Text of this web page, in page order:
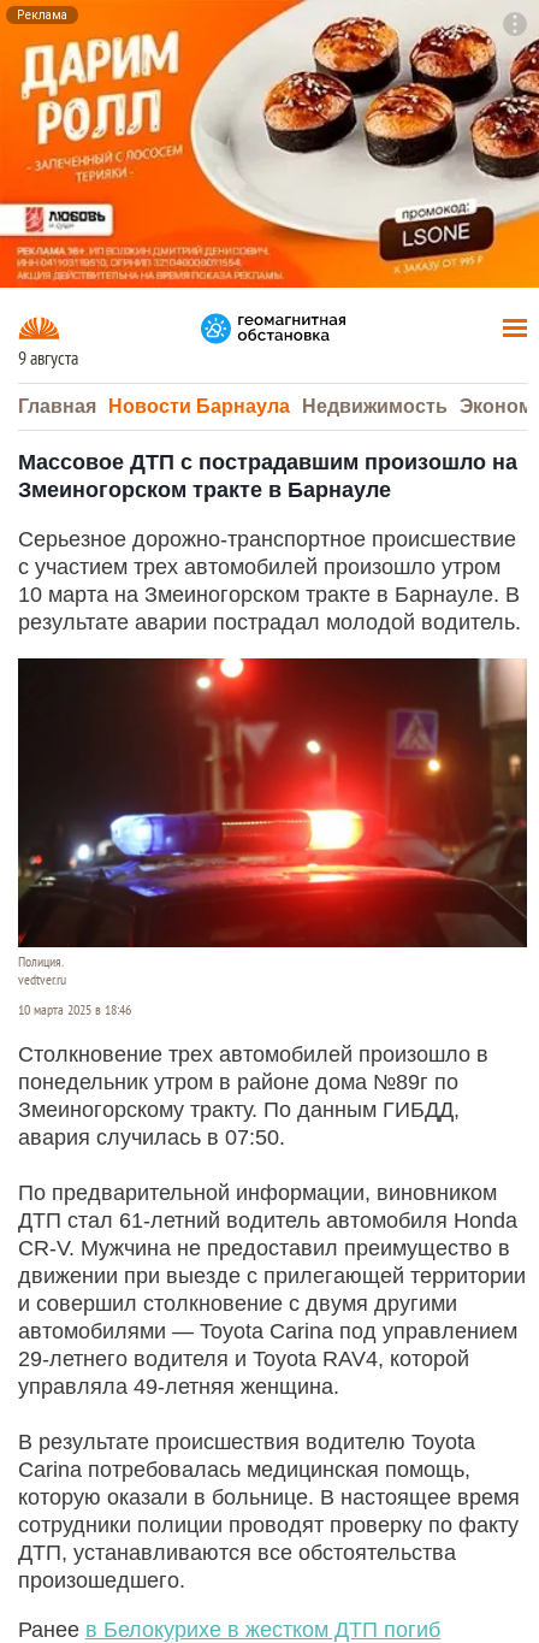
Реклама
9 августа
Главная Новости Барнаула Недвижимость
Массовое ДТП с пострадавшим произошло на
Змеиногорском тракте в Барнауле
Серьезное дорожно-транспортное происшествие
с участием трех автомобилей произошло утром
10 марта на Змеиногорском тракте в Барнауле. В
результате аварии пострадал молодой водитель.
Полиция.
vedtver.ru
10 марта 2025 в 18:46
Столкновение трех автомобилей произошло в
понедельник утром в районе дома №89г по
Змеиногорскому тракту. По данным ГИБДД,
авария случилась в 07:50.
По предварительной информации, виновником
ДТП стал 61-летний водитель автомобиля Honda
CR-V. Мужчина не предоставил преимущество в
движении при выезде с прилегающей территории
и совершил столкновение с двумя другими
автомобилями — Toyota Carina под управлением
29-летнего водителя и Toyota RAV4, которой
управляла 49-летняя женщина.
В результате происшествия водителю Toyota
Carina потребовалась медицинская помощь,
которую оказали в больнице. В настоящее время
сотрудники полиции проводят проверку по факту
ДТП, устанавливаются все обстоятельства
произошедшего.
Ранее в Белокурихе в жестком ДТП погиб